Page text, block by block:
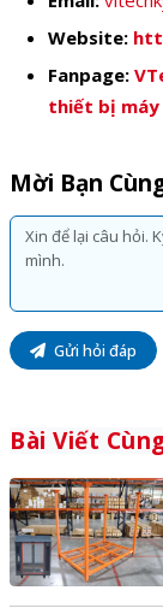
Website:
Fanpage:
thiết bị
Mời Bạn
Gửi hỏi đáp
Bài Viết